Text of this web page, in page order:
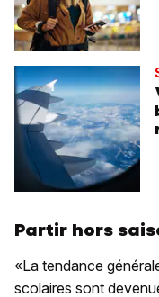
Partir hors
«La tendance
scolaires sont